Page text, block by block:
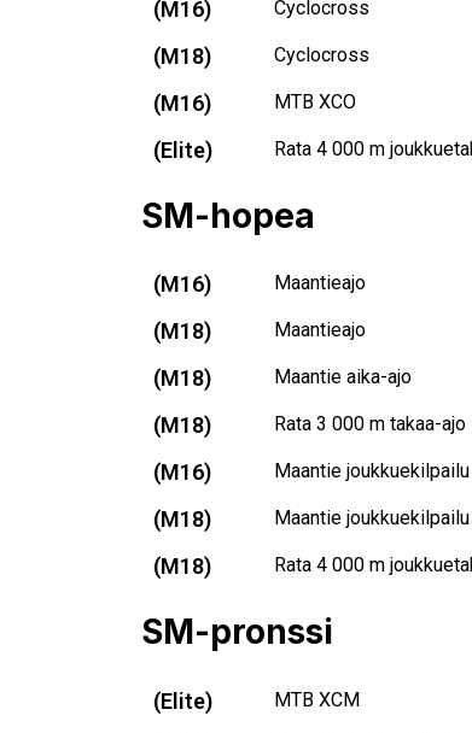
(M16) Cyclocross
(M18) Cyclocross
(M16) MTB XCO
(Elite) Rata 4 000 m
SM-hopea
(M16) Maantieajo
(M18) Maantieajo
(M18) Maantie aika-ajo
(M18) Rata 3 000 m takaa-ajo
(M16) Maantie joukkuekilpailu
(M18) Maantie joukkuekilpailu
(M18) Rata 4 000 m
SM-pronssi
(Elite) MTB XCM